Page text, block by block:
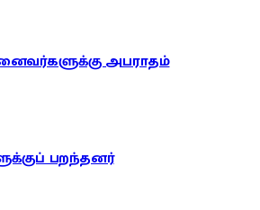
அபராதம்
பறந்தனர்